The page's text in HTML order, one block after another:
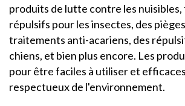
produits de lutte contre les nuisibles,
répulsifs pour les insectes, des
traitements anti-acariens, des
chiens, et bien plus encore. Les
pour être faciles à utiliser et
respectueux de l'environnement.